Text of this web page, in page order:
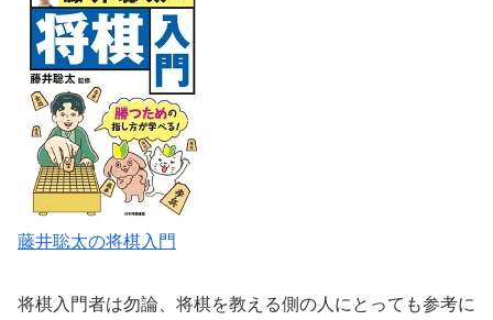
藤井聡太の将棋入門
将棋入門者は勿論、将棋を教える側の人にとっても参考に